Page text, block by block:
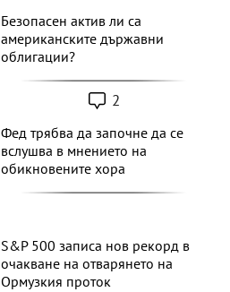
Безопасен актив ли са
американските държавни
облигации?
2
Фед трябва да започне да се
вслушва в мнението на
обикновените хора
S&P 500 записа нов рекорд в
очакване на отварянето на
Ормузкия проток